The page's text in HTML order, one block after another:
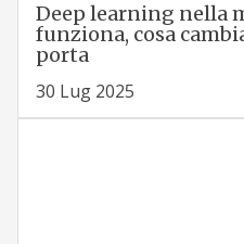
Deep learning nella
funziona, cosa
porta
30 Lug 2025